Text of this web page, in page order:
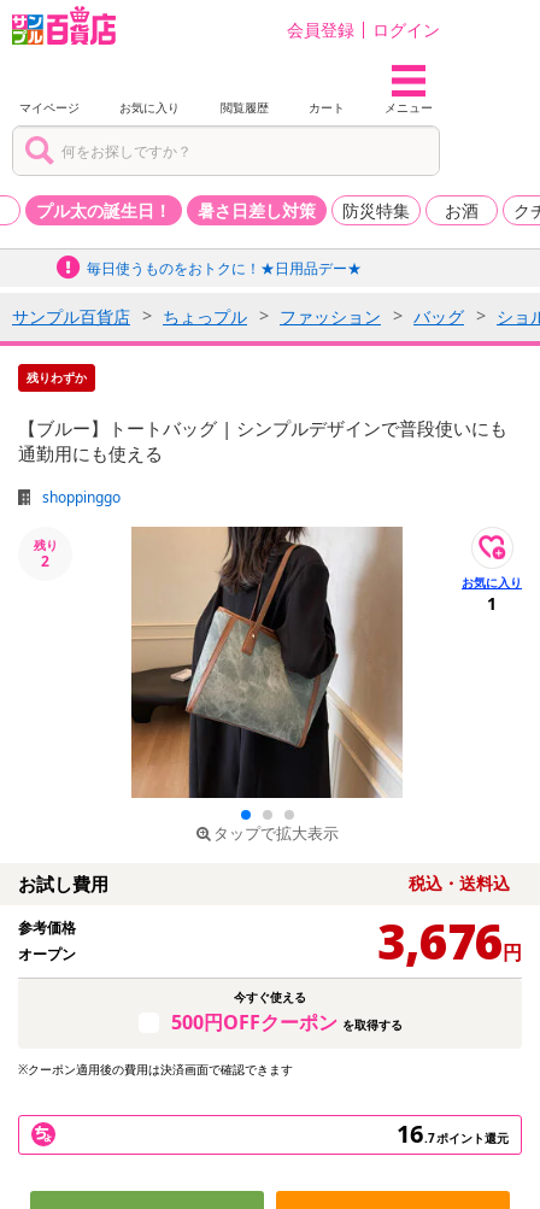
会員登録 ログイン
マイページ お気に入り 閲覧履歴 カート メニュー
プル太の誕生日！ 暑さ日差し対策 防災特集 お酒 ク
毎日使うものをおトクに！★日用品デー★
サンプル百貨店 ちょっプル ファッション バッグ ショ
残りわずか
【ブルー】トートバッグ | シンプルデザインで普段使いにも
通勤用にも使える
shoppinggo
残り
2
タップで拡大表示
1
お試し費用 税込・送料込
参考価格
オープン
3,676円
今すぐ使える
500円OFFクーポン を取得する
※クーポン適用後の費用は決済画面で確認できます
16.7ポイント還元